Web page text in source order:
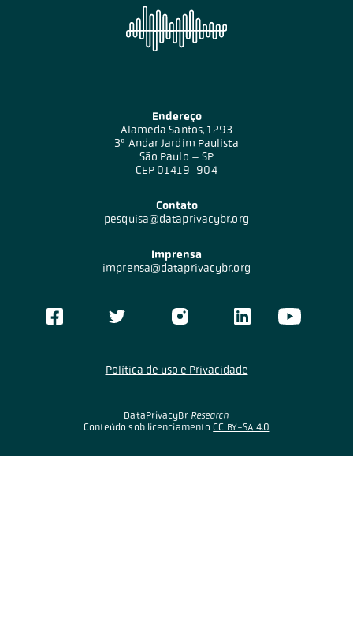
Endereço
Alameda Santos, 1293
3º Andar Jardim Paulista
São Paulo – SP
CEP 01419-904
Contato
pesquisa@dataprivacybr.org
Imprensa
imprensa@dataprivacybr.org
DataPrivacyBr Research
Conteúdo sob licenciamento CC BY-SA 4.0
Política de uso e Privacidade